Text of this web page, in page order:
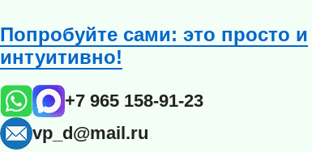
Попробуйте сами: это просто и
интуитивно!
+7 965 158-91-23
vp_d@mail.ru